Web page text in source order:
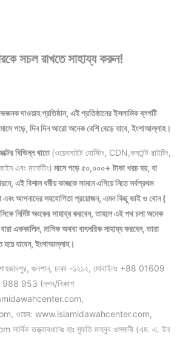
সচল রাখতে সাহায্য করুন!
দাওয়াহ প্রতিষ্ঠান, এই প্রতিষ্ঠানের ইসলামিক ব্লগটি
পড়ে, দিন দিন আরো অনেক বেশি বেড়ে যাবে, ইংশাআল্লাহ।
বিভিন্ন খাতে(ওয়েবসাইট হোস্টিং, CDN,কনটেন্ট রাইটিং,
এবং মার্কেটিং) মাসে গড়ে ৫০,০০০+ টাকা খরচ হয়, যা
এই বিশাল ধর্মীয় কাজকে সামনে এগিয়ে নিতে সর্বপ্রথম
এবং আপনাদের সহযোগিতা প্রয়োজন, এমন কিছু ভাই ও বোন (
নির্দিষ্ট অংকের সাহায্য করবেন, তাহলে এই পথ চলা অনেক
যারা এককালিন, মাসিক অথবা বাৎসরিক সাহায্য করবেন, তারা
যাবেন, ইংশাআল্লাহ।
গুলশান, ঢাকা -১২১২, মোবাইলঃ +88 01609
953 (নগদ/বিকাশ
ওয়েব: www.islamidawahcenter.com,
তত্ত্বাবধানেঃ হাঃ মুফতি মাহবুব ওসমানী (এম. এ. ইন